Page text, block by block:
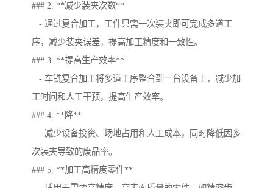
### 2. **减少装夹次数**
- 通过复合加工，工件只需一次装夹即可完成多道工
序，减少装夹误差，提高加工精度和一致性。
### 3. **提高生产效率**
- 车铣复合加工将多道工序整合到一台设备上，减少加
工时间和人工干预，提高生产效率。
### 4. **降**
- 减少设备投资、场地占用和人工成本，同时降低因多
次装夹导致的废品率。
### 5. **加工高精度零件**